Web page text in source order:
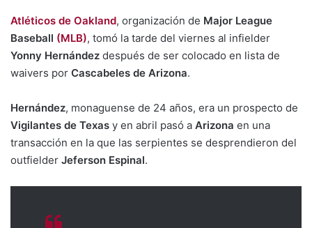
Atléticos de Oakland, organización de Major League
Baseball (MLB), tomó la tarde del viernes al infielder
Yonny Hernández después de ser colocado en lista de
waivers por Cascabeles de Arizona.
Hernández, monaguense de 24 años, era un prospecto de
Vigilantes de Texas y en abril pasó a Arizona en una
transacción en la que las serpientes se desprendieron del
outfielder Jeferson Espinal.